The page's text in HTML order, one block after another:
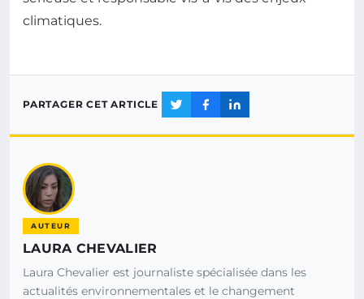
climatiques.
PARTAGER CET ARTICLE
AUTEUR
LAURA CHEVALIER
Laura Chevalier est journaliste spécialisée dans les
actualités environnementales et le changement